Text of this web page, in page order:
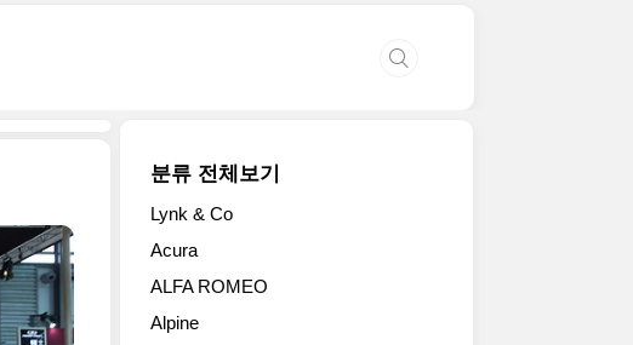
분류 전체보기
Lynk & Co
Acura
ALFA ROMEO
Alpine